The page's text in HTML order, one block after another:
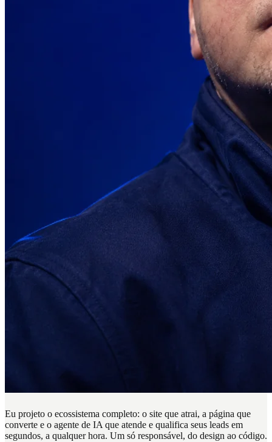
Eu projeto o ecossistema completo: o site que atrai, a página que
converte e o agente de IA que atende e qualifica seus leads em
segundos, a qualquer hora. Um só responsável, do design ao código.